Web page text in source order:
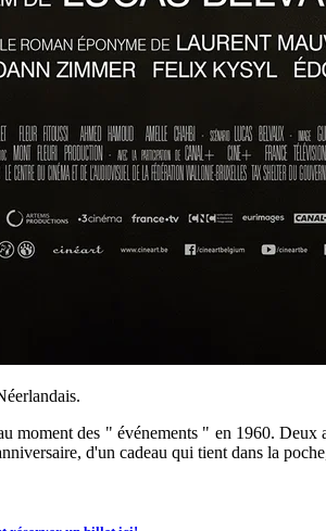
moment des " événements " en 1960.
d'un cadeau qui tient dans la